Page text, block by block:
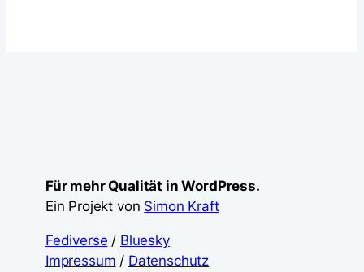
Für mehr Qualität in WordPress.
Ein Projekt von Simon Kraft
Fediverse / Bluesky
Impressum / Datenschutz